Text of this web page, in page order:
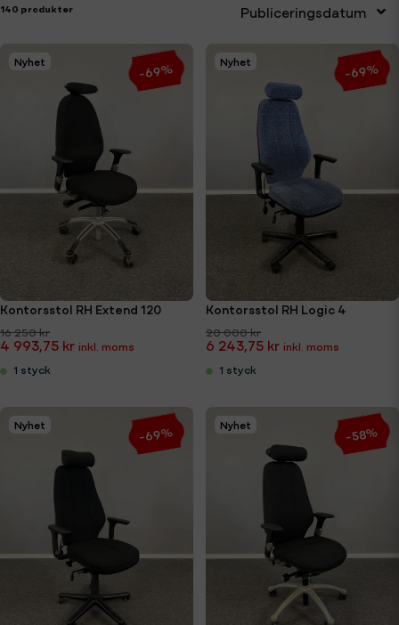
140 produkter Publiceringsdatum
Kontorsstol RH Extend 120
16 250 kr
4 993,75 kr
1 styck
Nyhet -69%
Kontorsstol RH Logic 4
20 000 kr
6 243,75 kr
1 styck
Nyhet -69%
Nyhet -69% Nyhet -58%